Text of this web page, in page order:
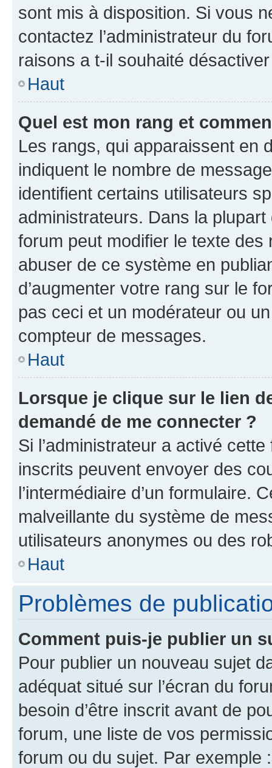
sont mis à disposition. Si vous
contactez l’administrateur du
raisons a t-il souhaité
Haut
Quel est mon rang et
Les rangs, qui apparaissent en
indiquent le nombre de
identifient certains utilisateurs
administrateurs. Dans la
forum peut modifier le texte
abuser de ce système en
d’augmenter votre rang sur le
pas ceci et un modérateur ou
compteur de messages.
Haut
Lorsque je clique sur le lien
demandé de me connecter ?
Si l’administrateur a activé
inscrits peuvent envoyer des
l’intermédiaire d’un formulaire.
malveillante du système de
utilisateurs anonymes ou des
Haut
Problèmes de
Comment puis-je publier un
Pour publier un nouveau sujet
adéquat situé sur l’écran du
besoin d’être inscrit avant de
forum, une liste de vos
forum ou du sujet. Par exemple